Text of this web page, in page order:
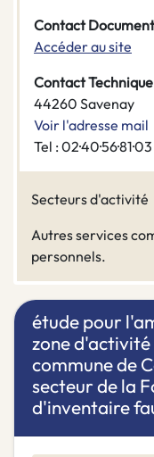
Contact
Accéder au site
Contact Technique
44260 Savenay
Voir l'adresse mail
Tel : 02·40·56·81·03
Secteurs d'activité
Autres services
personnels.
étude pour
zone
commune de
secteur de la
d'inventaire